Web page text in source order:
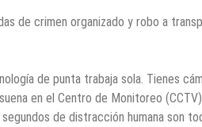
de crimen organizado y robo a
de punta trabaja sola. Tienes
en el Centro de Monitoreo
de distracción humana son